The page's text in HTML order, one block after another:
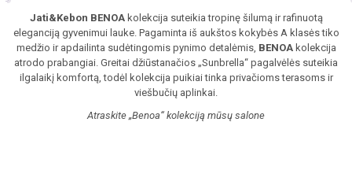
Jati&Kebon BENOAkolekcija suteikia tropinę šilumą ir rafinuotą
eleganciją gyvenimui lauke. Pagaminta iš aukštos kokybės A klasės tiko
medžio ir apdailinta sudėtingomis pynimo detalėmis, BENOAkolekcija
atrodo prabangiai. Greitai džiūstanačios „Sunbrella“ pagalvėlės suteikia
ilgalaikį komfortą, todėl kolekcija puikiai tinka privačioms terasoms ir
viešbučių aplinkai.
Atraskite „Benoa“ kolekciją mūsų salone